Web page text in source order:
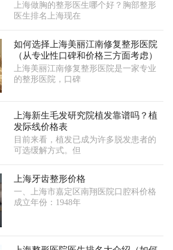
上海做胸的整形医生哪个好？胸部整形
医生排名上海现在
如何选择上海美丽江南修复整形医院
（从专业性口碑和价格三方面考虑）
上海美丽江南修复整形医院是一家专业
的整形医院，口碑
上海新生毛发研究院植发靠谱吗？植
发际线价格表
目前来看，植发已成为许多脱发患者的
可选缓解方式。但
上海牙齿整形价格
一、上海市嘉定区南翔医院口腔科价格
成立年份：1948年